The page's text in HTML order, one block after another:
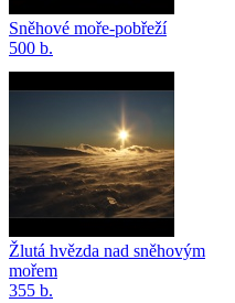
Sněhové moře-pobřeží
500 b.
Žlutá hvězda nad sněhovým
mořem
355 b.